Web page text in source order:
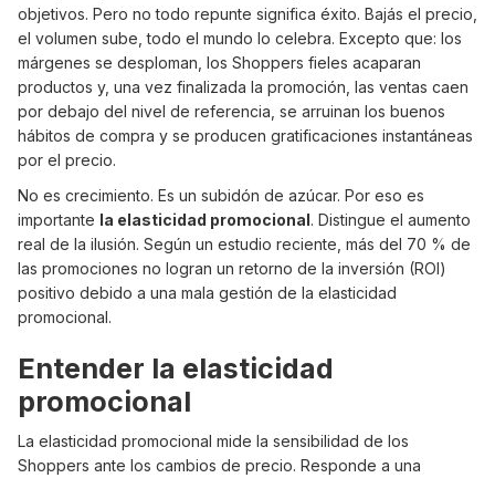
objetivos. Pero no todo repunte significa éxito. Bajás el precio,
el volumen sube, todo el mundo lo celebra. Excepto que: los
márgenes se desploman, los Shoppers fieles acaparan
productos y, una vez finalizada la promoción, las ventas caen
por debajo del nivel de referencia, se arruinan los buenos
hábitos de compra y se producen gratificaciones instantáneas
por el precio.
No es crecimiento. Es un subidón de azúcar. Por eso es
importante la elasticidad promocional. Distingue el aumento
real de la ilusión. Según un estudio reciente, más del 70 % de
las promociones no logran un retorno de la inversión (ROI)
positivo debido a una mala gestión de la elasticidad
promocional.
Entender la elasticidad
promocional
La elasticidad promocional mide la sensibilidad de los
Shoppers ante los cambios de precio. Responde a una